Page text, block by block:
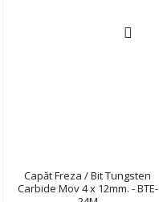
Capăt Freza / Bit Tungsten
Carbide Mov 4 x 12mm. - BTE-